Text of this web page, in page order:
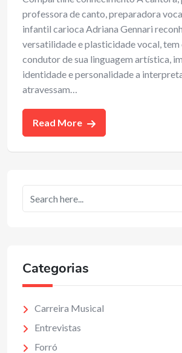
professora de canto, preparadora
infantil carioca Adriana Gennari
versatilidade e plasticidade vocal,
condutor de sua linguagem artística,
identidade e personalidade a
atravessam…
Read More
Categorias
Carreira Musical
Entrevistas
Forró